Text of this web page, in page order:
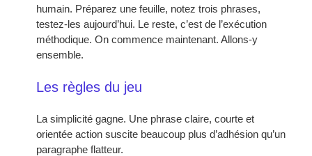
humain. Préparez une feuille, notez trois phrases,
testez-les aujourd’hui. Le reste, c’est de l’exécution
méthodique. On commence maintenant. Allons-y
ensemble.
Les règles du jeu
La simplicité gagne. Une phrase claire, courte et
orientée action suscite beaucoup plus d’adhésion qu’un
paragraphe flatteur.